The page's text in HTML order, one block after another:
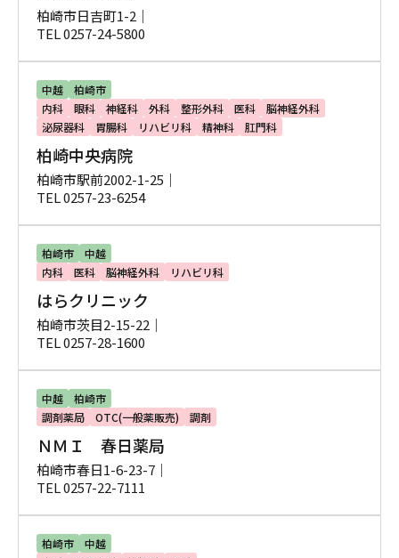
柏崎市日吉町1-2｜
TEL 0257-24-5800
中越
柏崎市
内科
眼科 神経科 外科 整形外科 医科
脳神経外科
泌尿器科
胃腸科 リハビリ科 精神科 肛門科
柏崎中央病院
柏崎市駅前2002-1-25｜
TEL 0257-23-6254
柏崎市
中越
内科
医科 脳神経外科 リハビリ科
はらクリニック
柏崎市茨目2-15-22｜
TEL 0257-28-1600
中越
柏崎市
調剤薬局
OTC(一般薬販売) 調剤
ＮＭＩ 春日薬局
柏崎市春日1-6-23-7｜
TEL 0257-22-7111
柏崎市
中越